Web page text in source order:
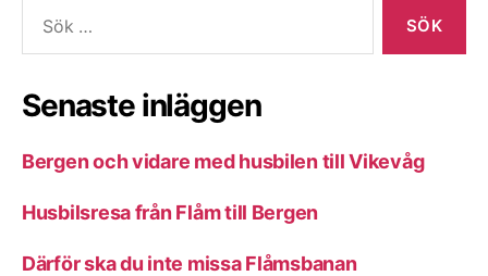
efter:
Senaste inläggen
Bergen och vidare med husbilen till Vikevåg
Husbilsresa från Flåm till Bergen
Därför ska du inte missa Flåmsbanan